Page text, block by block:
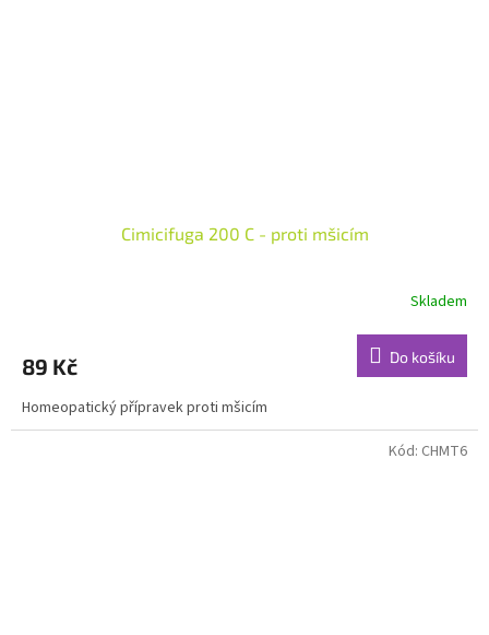
Cimicifuga 200 C - proti mšicím
Skladem
89 Kč Do košíku
Homeopatický přípravek proti mšicím
Kód: CHMT6